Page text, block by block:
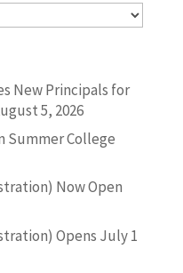
New Principals for
5, 2026
Summer College
Now Open
Opens July 1